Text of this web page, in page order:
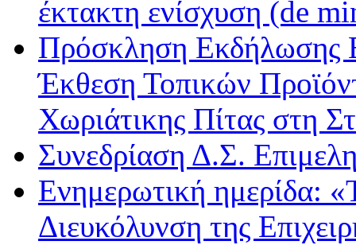
έκτακτη ενίσχυση (de
Πρόσκληση Εκδήλωσης
Έκθεση Τοπικών
Χωριάτικης Πίτας στη
Συνεδρίαση Δ.Σ.
Ενημερωτική ημερίδα:
Διευκόλυνση της